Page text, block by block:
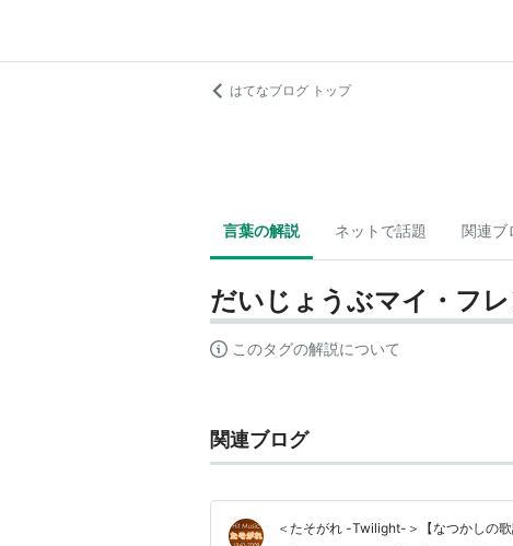
はてなブログ トップ
言葉の解説 ネットで話題 関連ブ
だいじょうぶマイ・フ
このタグの解説について
関連ブログ
＜たそがれ -Twilight-＞【なつかしの